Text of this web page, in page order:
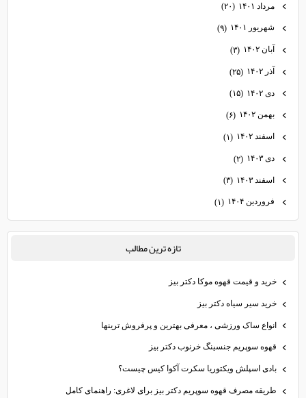
مرداد ۱۴۰۱ (۲۰)
شهریور ۱۴۰۱ (۹)
آبان ۱۴۰۲ (۳)
آذر ۱۴۰۲ (۲۵)
دی ۱۴۰۲ (۱۵)
بهمن ۱۴۰۲ (۶)
اسفند ۱۴۰۲ (۱)
دی ۱۴۰۳ (۲)
اسفند ۱۴۰۳ (۳)
فروردین ۱۴۰۴ (۱)
تازه ترين مطالب
خرید و قیمت قهوه موکا دکتر بیز
خرید سیر سیاه دکتر بیز
انواع ساک ورزشی ، معرفی بهترین و پرفروش ترینها
قهوه سوپریم جنسینگ خرنوب دکتر بیز
بادی اسپلش ویکتوریا سکرت آکوا کیس چیست؟
طریقه مصرف قهوه سوپریم دکتر بیز برای لاغری: راهنمای کامل